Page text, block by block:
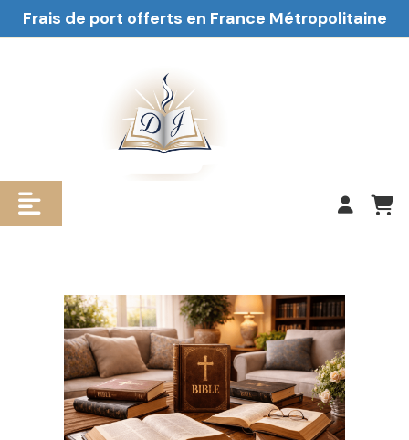
Frais de port offerts en France Métropolitaine